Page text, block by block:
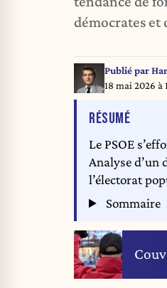
démocrates et
Publié par
18 mai 2026 à
RÉSUMÉDE
Le PSOE
Analyse d’un
l’électorat
Sommaire